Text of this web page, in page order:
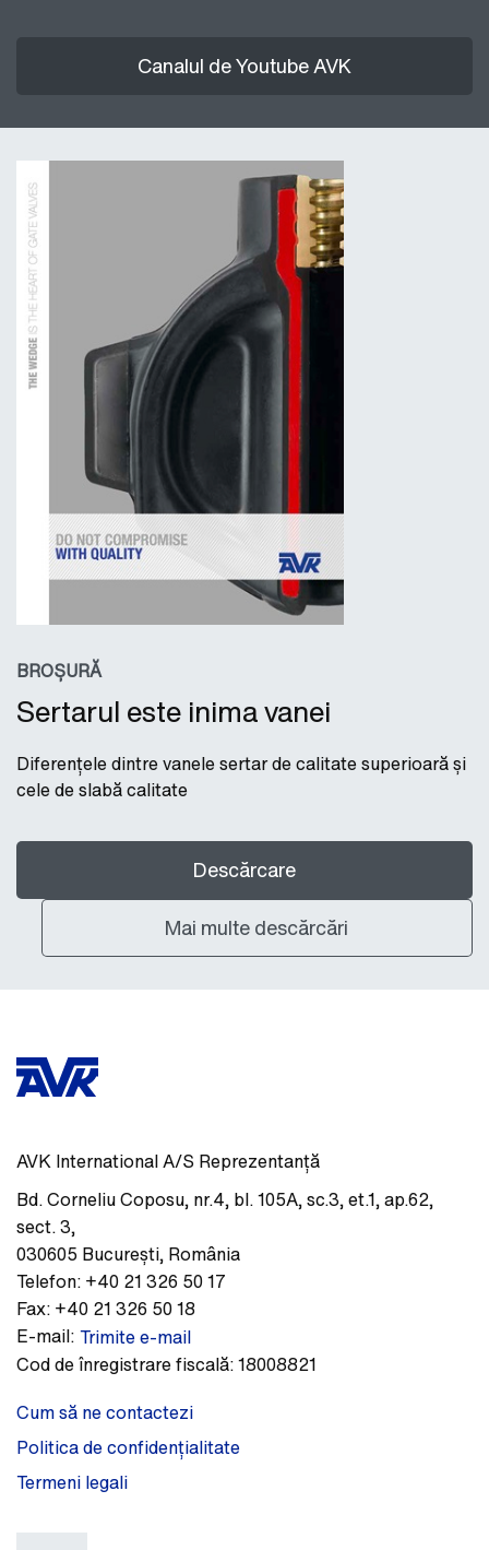
Canalul de Youtube AVK
BROȘURĂ
Sertarul este inima vanei
Diferențele dintre vanele sertar de calitate superioară și
cele de slabă calitate
Descărcare
Mai multe descărcări
AVK International A/S Reprezentanță
Bd. Corneliu Coposu, nr.4, bl. 105A, sc.3, et.1, ap.62,
sect. 3,
030605 București, România
Telefon: +40 21 326 50 17
Fax: +40 21 326 50 18
E-mail: Trimite e-mail
Cod de înregistrare fiscală:18008821
Cum să ne contactezi
Politica de confidențialitate
Termeni legali